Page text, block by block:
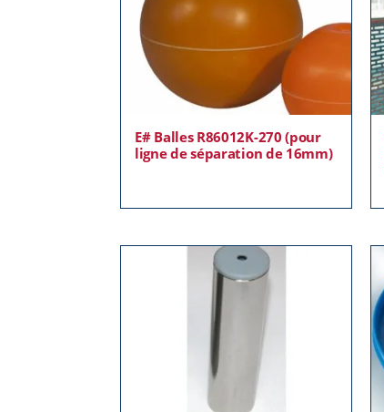
E# Balles R86012K-270 (pour
ligne de séparation de 16mm)